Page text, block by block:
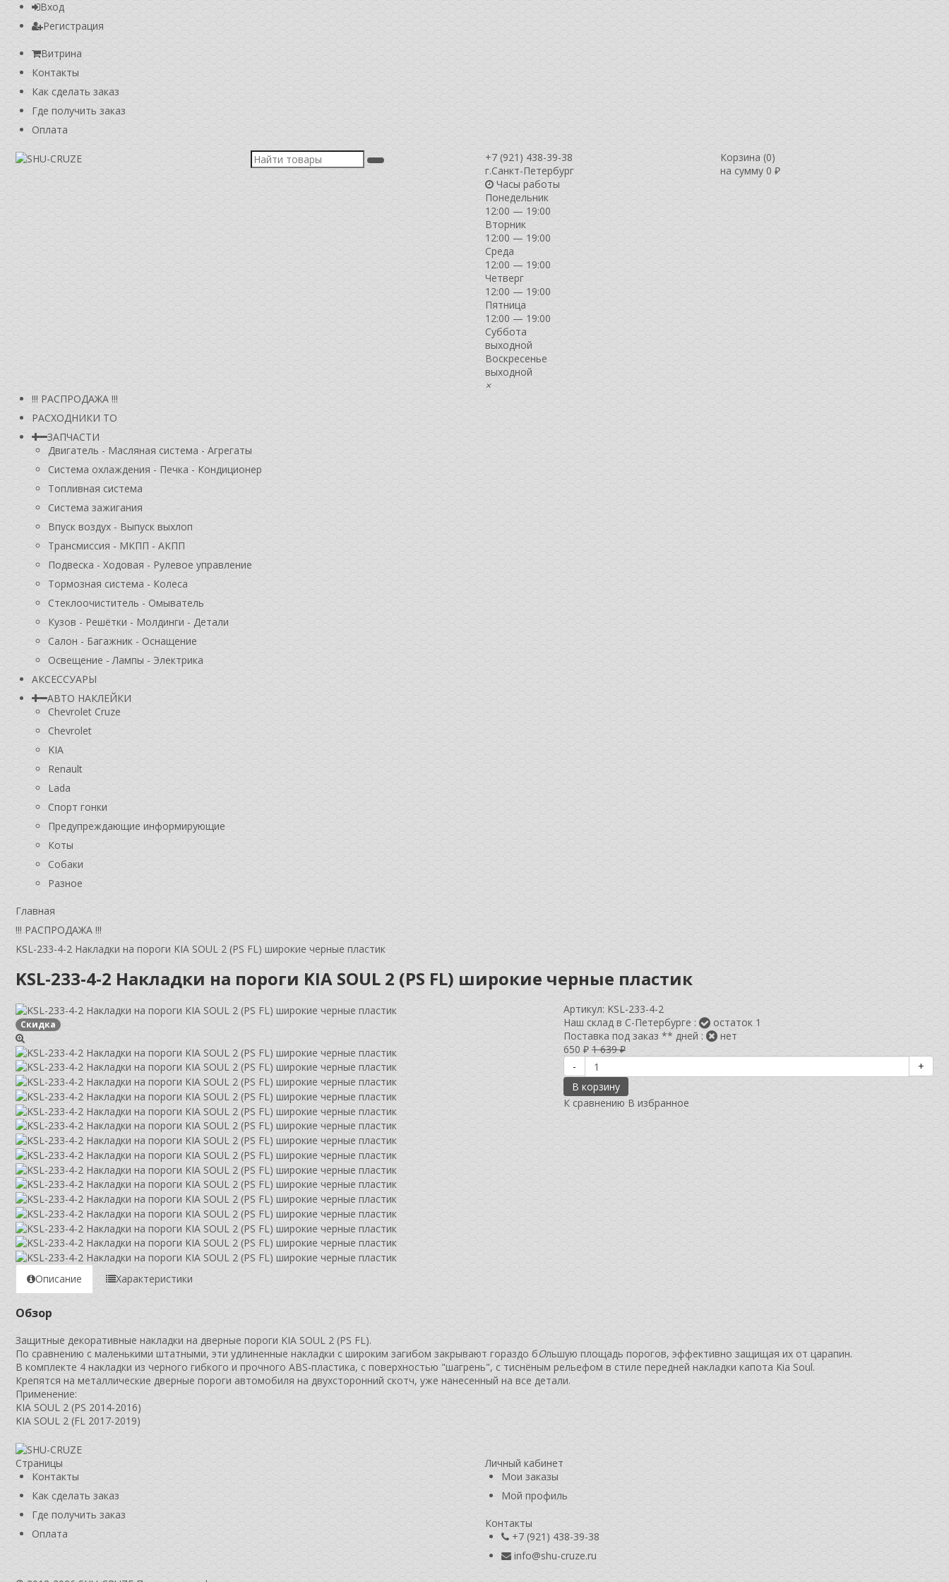
Вход
Регистрация
Витрина
Контакты
Как сделать заказ
Где получить заказ
Оплата
+7 (921) 438-39-38
г.Санкт-Петербург
Часы работы
Понедельник
12:00 — 19:00
Вторник
12:00 — 19:00
Среда
12:00 — 19:00
Четверг
12:00 — 19:00
Пятница
12:00 — 19:00
Суббота
выходной
Воскресенье
выходной
×
Корзина (0)
на сумму 0 ₽
!!! РАСПРОДАЖА !!!
РАСХОДНИКИ ТО
ЗАПЧАСТИ
Двигатель - Масляная система - Агрегаты
Система охлаждения - Печка - Кондиционер
Топливная система
Система зажигания
Впуск воздух - Выпуск выхлоп
Трансмиссия - МКПП - АКПП
Подвеска - Ходовая - Рулевое управление
Тормозная система - Колеса
Стеклоочиститель - Омыватель
Кузов - Решётки - Молдинги - Детали
Салон - Багажник - Оснащение
Освещение - Лампы - Электрика
АКСЕССУАРЫ
АВТО НАКЛЕЙКИ
Chevrolet Cruze
Chevrolet
KIA
Renault
Lada
Спорт гонки
Предупреждающие информирующие
Коты
Собаки
Разное
Главная
!!! РАСПРОДАЖА !!!
KSL-233-4-2 Накладки на пороги KIA SOUL 2 (PS FL) широкие черные пластик
KSL-233-4-2 Накладки на пороги KIA SOUL 2 (PS FL) широкие черные пластик
Скидка
Артикул: KSL-233-4-2
Наш склад в С-Петербурге :
остаток 1
Поставка под заказ ** дней :
нет
650 ₽ 1 639₽
-
+
В корзину
К сравнению В избранное
Описание Характеристики
Обзор
Защитные декоративные накладки на дверные пороги KIA SOUL 2 (PS FL).
По сравнению с маленькими штатными, эти удлиненные накладки с широким загибом закрывают гораздо бОльшую площадь порогов, эффективно защищая их от царапин.
В комплекте 4 накладки из черного гибкого и прочного ABS-пластика, с поверхностью "шагрень", с тиснёным рельефом в стиле передней накладки капота Kia Soul.
Крепятся на металлические дверные пороги автомобиля на двухсторонний скотч, уже нанесенный на все детали.
Применение:
KIA SOUL 2 (PS 2014-2016)
KIA SOUL 2 (FL 2017-2019)
Страницы
Контакты
Как сделать заказ
Где получить заказ
Оплата
Личный кабинет
Мои заказы
Мой профиль
Контакты
+7 (921) 438-39-38
info@shu-cruze.ru